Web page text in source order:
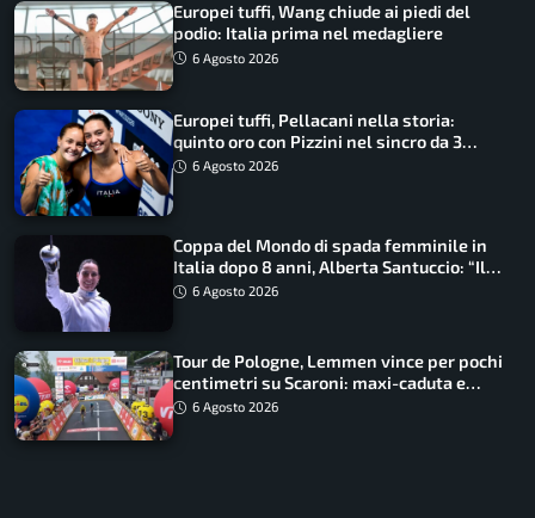
Europei tuffi, Wang chiude ai piedi del
podio: Italia prima nel medagliere
6 Agosto 2026
Europei tuffi, Pellacani nella storia:
quinto oro con Pizzini nel sincro da 3
metri
6 Agosto 2026
Coppa del Mondo di spada femminile in
Italia dopo 8 anni, Alberta Santuccio: “Il
lavoro dà sempre i suoi frutti”
6 Agosto 2026
Tour de Pologne, Lemmen vince per pochi
centimetri su Scaroni: maxi-caduta e
tappa accorciata
6 Agosto 2026